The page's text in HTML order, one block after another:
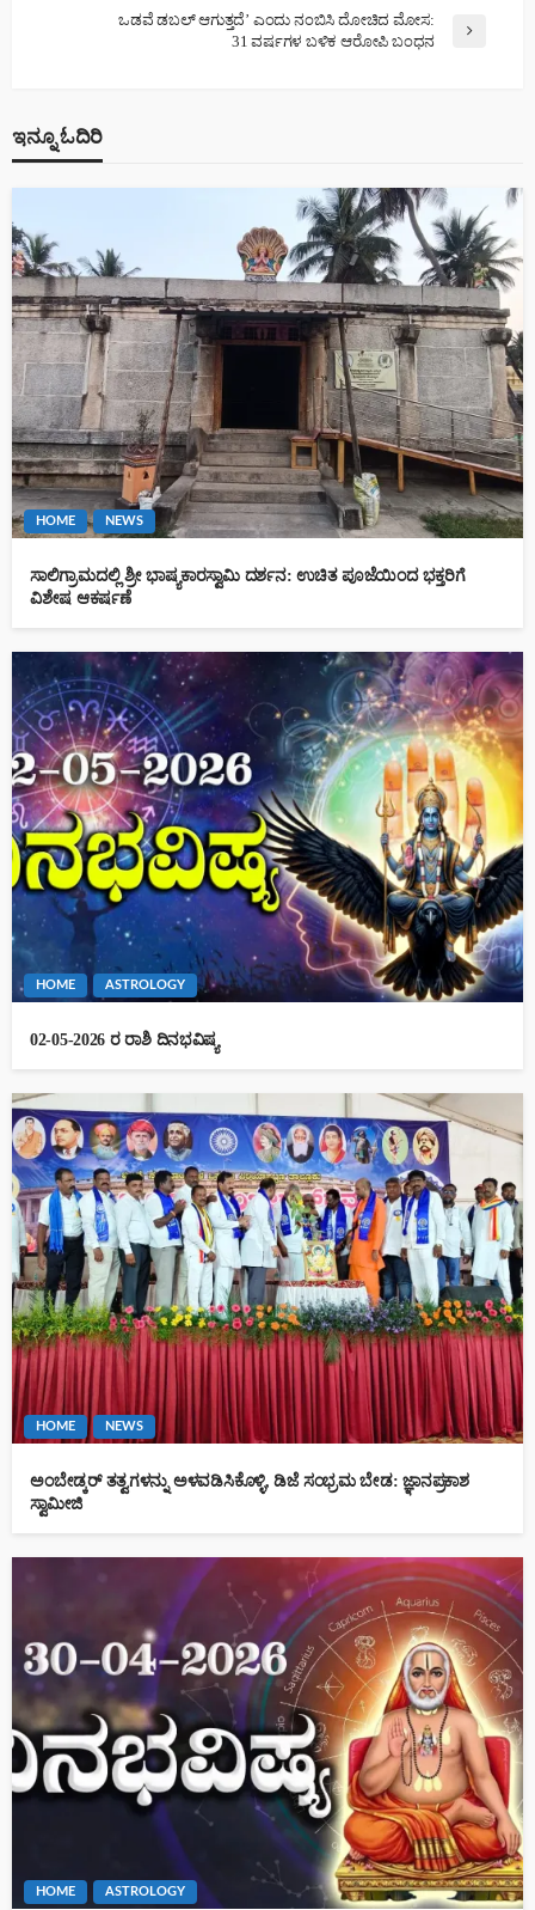
ಒಡವೆ ಡಬಲ್ ಆಗುತ್ತದೆ’ ಎಂದು ನಂಬಿಸಿ ದೋಚಿದ ಮೋಸ:
31 ವರ್ಷಗಳ ಬಳಿಕ ಆರೋಪಿ ಬಂಧನ
ಇನ್ನೂ ಓದಿರಿ
HOME NEWS
ಸಾಲಿಗ್ರಾಮದಲ್ಲಿ ಶ್ರೀ ಭಾಷ್ಯಕಾರಸ್ವಾಮಿ ದರ್ಶನ: ಉಚಿತ ಪೂಜೆಯಿಂದ ಭಕ್ತರಿಗೆ
ವಿಶೇಷ ಆಕರ್ಷಣೆ
HOME ASTROLOGY
02-05-2026 ರ ರಾಶಿ ದಿನಭವಿಷ್ಯ
HOME NEWS
ಅಂಬೇಡ್ಕರ್ ತತ್ವಗಳನ್ನು ಅಳವಡಿಸಿಕೊಳ್ಳಿ, ಡಿಜೆ ಸಂಭ್ರಮ ಬೇಡ: ಜ್ಞಾನಪ್ರಕಾಶ
ಸ್ವಾಮೀಜಿ
HOME ASTROLOGY